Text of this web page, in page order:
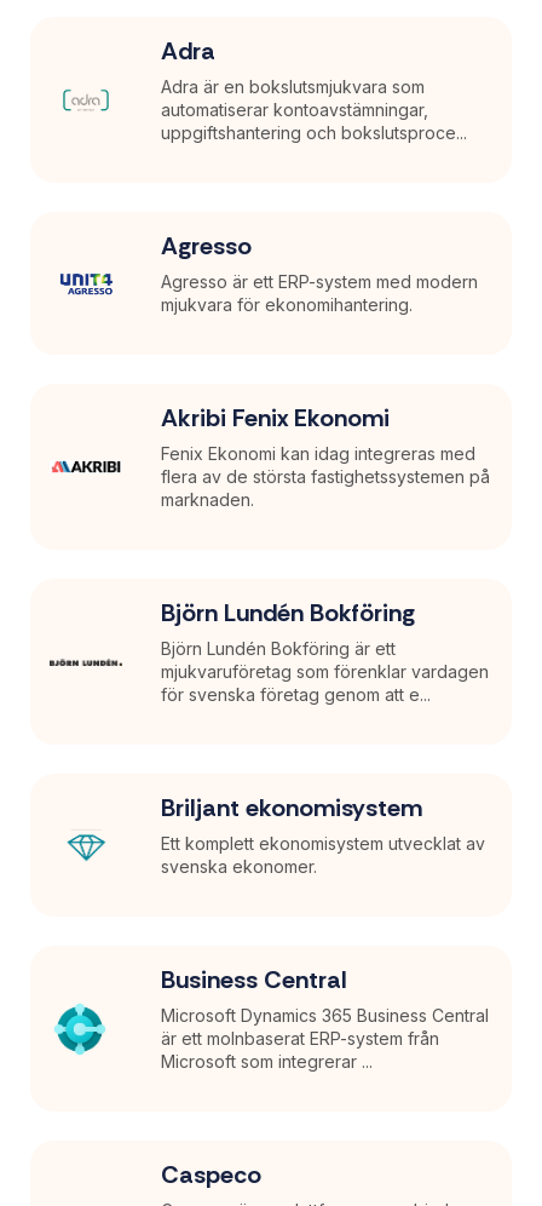
Adra
Adra är en bokslutsmjukvara som
automatiserar kontoavstämningar,
uppgiftshantering och bokslutsproce...
Agresso
Agresso är ett ERP-system med modern
mjukvara för ekonomihantering.
Akribi Fenix Ekonomi
Fenix Ekonomi kan idag integreras med
flera av de största fastighetssystemen på
marknaden.
Björn Lundén Bokföring
Björn Lundén Bokföring är ett
mjukvaruföretag som förenklar vardagen
för svenska företag genom att e...
Briljant ekonomisystem
Ett komplett ekonomisystem utvecklat av
svenska ekonomer.
Business Central
Microsoft Dynamics 365 Business Central
är ett molnbaserat ERP-system från
Microsoft som integrerar ...
Caspeco